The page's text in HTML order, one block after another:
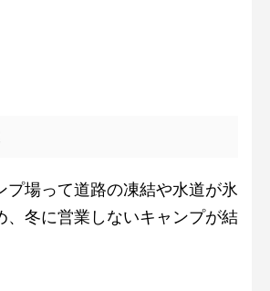
プ場って道路の凍結や水道が氷
、冬に営業しないキャンプが結